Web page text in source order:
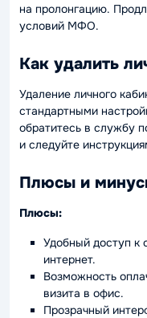
на пролонгацию.
условий МФО.
Как удалить
Удаление личного
стандартными
обратитесь в службу
и следуйте
Плюсы и
Плюсы:
Удобный доступ к
интернет.
Возможность
визита в офис.
Прозрачный